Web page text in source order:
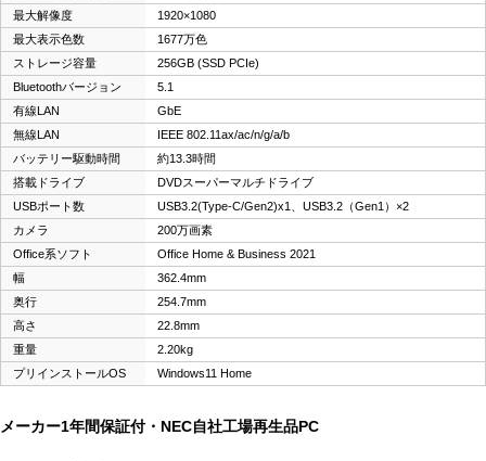
最大解像度
1920×1080
最大表示色数
1677万色
ストレージ容量
256GB (SSD PCIe)
Bluetoothバージョン
5.1
有線LAN
GbE
無線LAN
IEEE 802.11ax/ac/n/g/a/b
バッテリー駆動時間
約13.3時間
搭載ドライブ
DVDスーパーマルチドライブ
USBポート数
USB3.2(Type-C/Gen2)x1、USB3.2（Gen1）×2
カメラ
200万画素
Office系ソフト
Office Home & Business 2021
幅
362.4mm
奥行
254.7mm
高さ
22.8mm
重量
2.20kg
プリインストールOS
Windows11 Home
メーカー1年間保証付・NEC自社工場再生品PC